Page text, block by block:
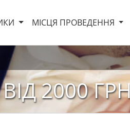
МІСЦЯ ПРОВЕДЕННЯ
ВІД 2000